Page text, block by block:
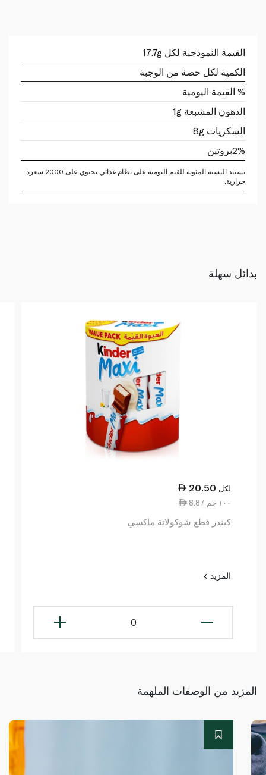
القيمة النموذجية لكل 17.7g
الكمية لكل حصة من الوجبة
% القيمة اليومية
الدهون المشبعة 1g
السكريات 8g
بروتين2%
تستند النسبة المئوية للقيم اليومية على نظام غذائي يحتوي على 2000 سعرة
حرارية.
بدائل سهلة
20.50 لكل
8.87 ١٠٠ جم
كيندر قطع شوكولاتة ماكسي
المزيد
0
المزيد من الوصفات الملهمة